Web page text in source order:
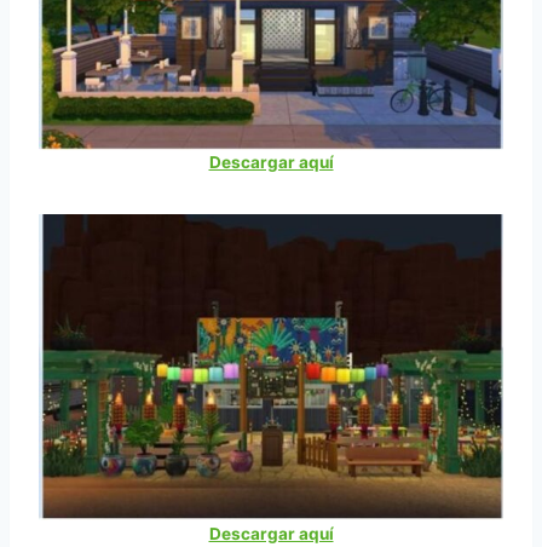
Descargar aquí
Descargar aquí